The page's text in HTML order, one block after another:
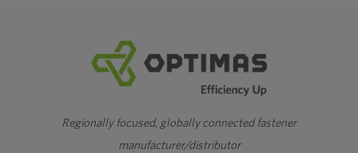
Regionally focused, globally connected fastener
manufacturer/distributor